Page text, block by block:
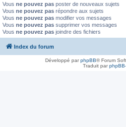
Vous ne pouvez pas poster de nouveaux sujets
Vous ne pouvez pas répondre aux sujets
Vous ne pouvez pas modifier vos messages
Vous ne pouvez pas supprimer vos messages
Vous ne pouvez pas joindre des fichiers
Index du forum
Développé parphpBB® Forum
Traduit par